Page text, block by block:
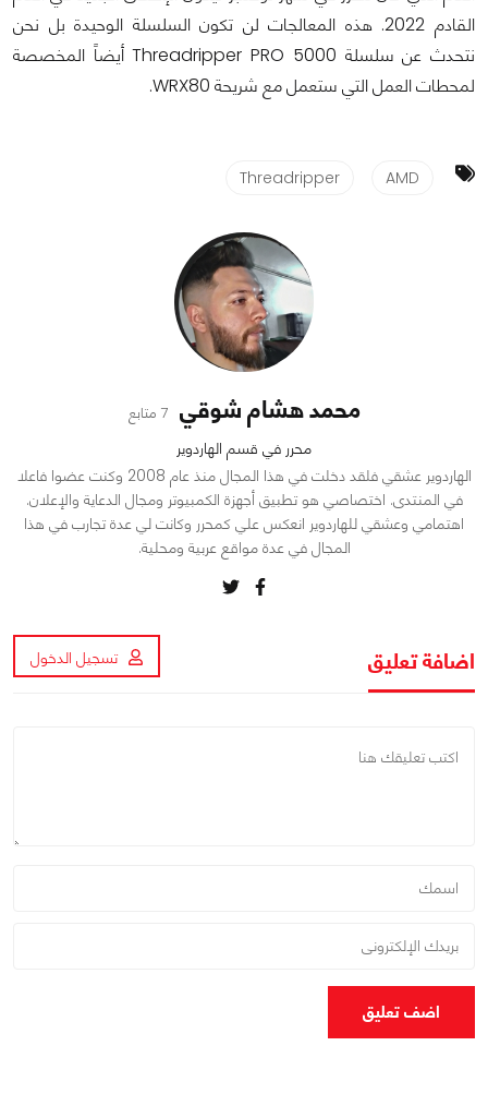
القادم 2022. هذه المعالجات لن تكون السلسلة الوحيدة بل نحن
نتحدث عن سلسلة Threadripper PRO 5000 أيضاً المخصصة
لمحطات العمل التي ستعمل مع شريحة WRX80.
AMD
Threadripper
محمد هشام شوقي 7 متابع
محرر في قسم الهاردوير
الهاردوير عشقي فلقد دخلت في هذا المجال منذ عام 2008 وكنت عضوا فاعلا
في المنتدى. اختصاصي هو تطبيق أجهزة الكمبيوتر ومجال الدعاية والإعلان.
اهتمامي وعشقي للهاردوير انعكس علي كمحرر وكانت لي عدة تجارب في هذا
المجال في عدة مواقع عربية ومحلية.
اضافة تعليق تسجيل الدخول
اضف تعليق